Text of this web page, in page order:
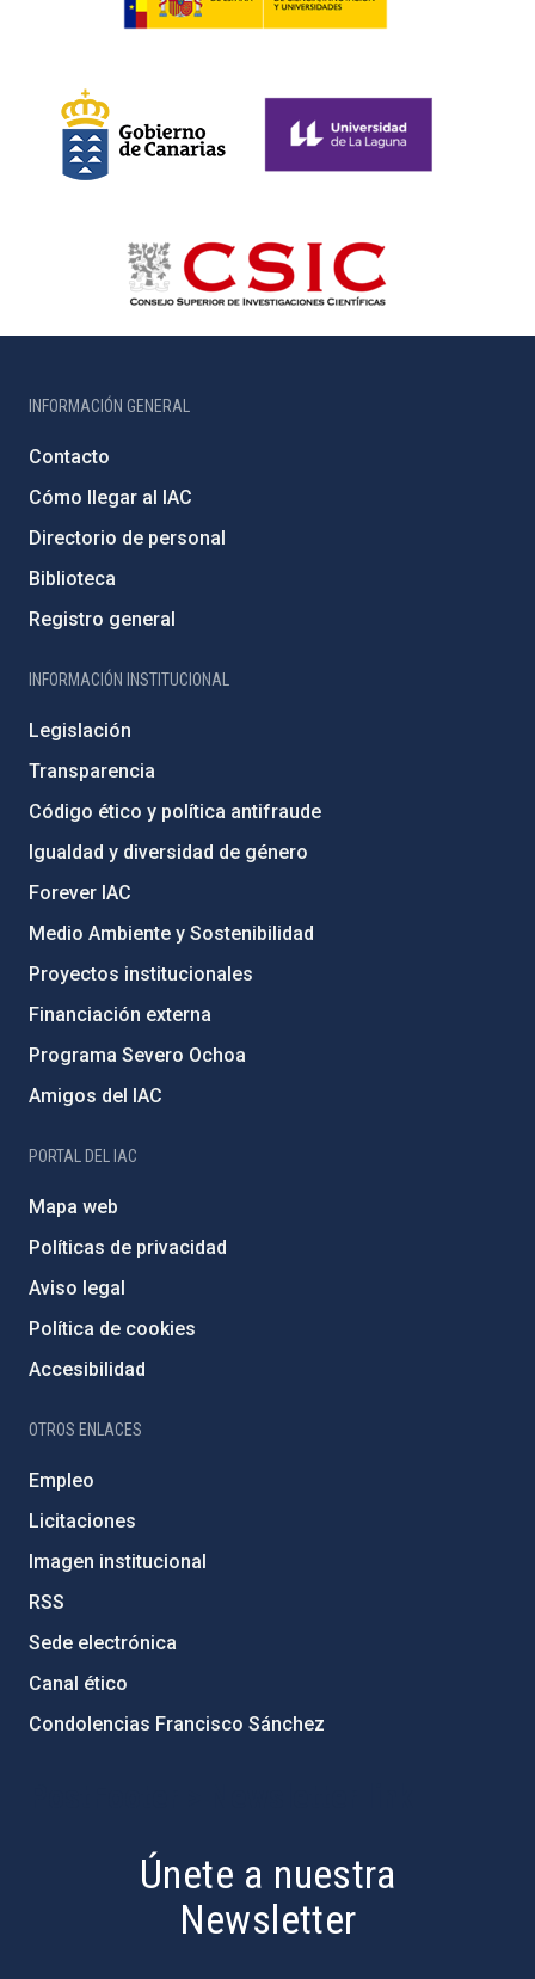
INFORMACIÓN GENERAL
Contacto
Cómo llegar al IAC
Directorio de personal
Biblioteca
Registro general
INFORMACIÓN INSTITUCIONAL
Legislación
Transparencia
Código ético y política antifraude
Igualdad y diversidad de género
Forever IAC
Medio Ambiente y Sostenibilidad
Proyectos institucionales
Financiación externa
Programa Severo Ochoa
Amigos del IAC
PORTAL DEL IAC
Mapa web
Políticas de privacidad
Aviso legal
Política de cookies
Accesibilidad
OTROS ENLACES
Empleo
Licitaciones
Imagen institucional
RSS
Sede electrónica
Canal ético
Condolencias Francisco Sánchez
Únete a nuestra
Newsletter